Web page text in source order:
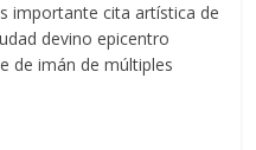
importante cita artística de
devino epicentro
de imán de múltiples